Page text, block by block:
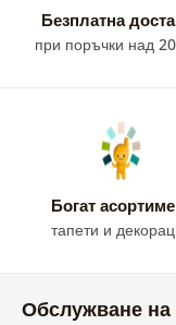
Безплатна
при поръчки над
Богат
тапети и
Обслужване на